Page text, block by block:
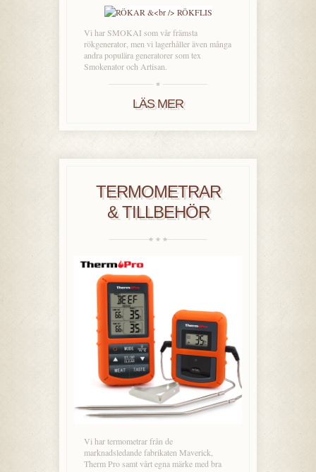
Vi har SMOKAI som vår främsta
rökgenerator, men vi lagerhåller även många
andra populära generatorer som tex
Smokenator och Artisan.
LÄS MER
TERMOMETRAR
& TILLBEHÖR
Vi har termometrar från de
marknadsledande fabrikaten Maverick,
Therm Pro samt vårt egna märke med bra